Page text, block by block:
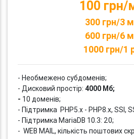
100 грн/
300 грн/3
600 грн/6
1000 грн/1
- Необмежено субдоменів;
- Дисковий простір: 4000 Мб;
- 10 доменів;
- Підтримка PHP5.x - PHP8.x, SSI,
- Підтримка MariaDB 10.3: 20;
- WEB MAIL, кількість поштових